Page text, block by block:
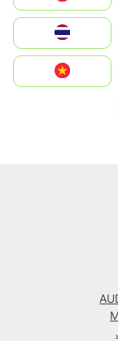
Slovensko
United States